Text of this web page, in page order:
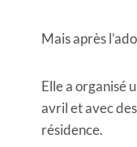
Mais après
Elle a organisé
avril et avec
résidence.